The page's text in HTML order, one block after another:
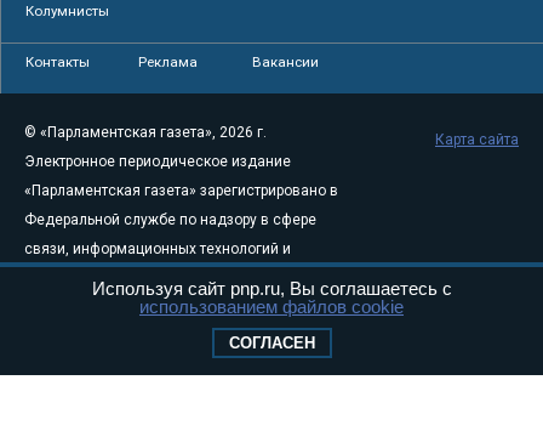
Колумнисты
Контакты Реклама Вакансии
© «Парламентская газета», 2026 г.
Электронное периодическое издание
«Парламентская газета» зарегистрировано в
Федеральной службе по надзору в сфере
связи, информационных технологий и
массовых коммуникаций (Роскомнадзор) 05
августа 2011 года. 18+
Свидетельство о регистрации Эл № ФС77-
Карта сайта
Используя сайт pnp.ru, Вы соглашаетесь с
использованием файлов cookie
СОГЛАСЕН